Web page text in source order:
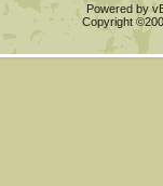
Powered by
Copyright